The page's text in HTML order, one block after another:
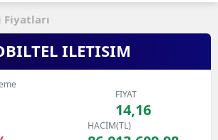
Fiyatları
ILETISIM
FİYAT
14,16
HACİM(TL)